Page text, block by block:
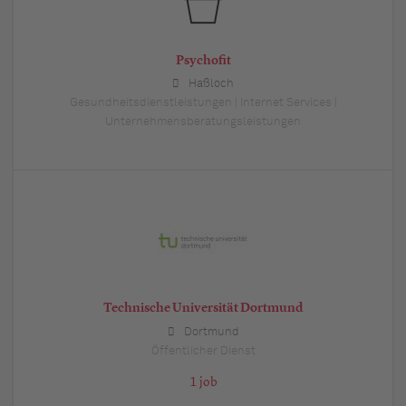
Psychofit
Haßloch
Gesundheitsdienstleistungen | Internet Services |
Unternehmensberatungsleistungen
Technische Universität Dortmund
Dortmund
Öffentlicher Dienst
1 job